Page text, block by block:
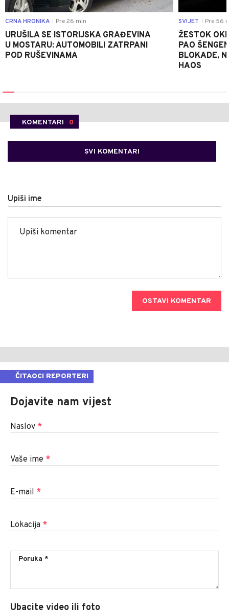
CRNA HRONIKA Pre 26 min
URUŠILA SE ISTORIJSKA GRAĐEVINA
U MOSTARU: AUTOMOBILI ZATRPANI
POD RUŠEVINAMA
SVIJET Pre 56
ŽESTOK
PAO
BLOKADE,
HAOS
KOMENTARI 0
SVI KOMENTARI
Upiši ime
OSTAVI KOMENTAR
ČITAOCI REPORTERI
Dojavite nam vijest
Naslov *
Vaše ime *
E-mail *
Lokacija *
Ubacite video ili foto